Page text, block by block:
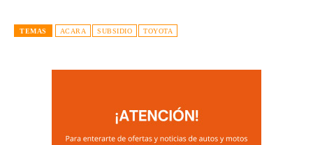
TEMAS ACARA SUBSIDIO TOYOTA